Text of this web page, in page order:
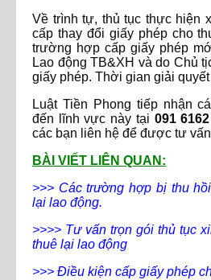
Về trình tự, thủ tục thực hiện
cấp thay đổi giấy phép cho
trường hợp cấp giấy phép
Lao động TB&XH và do Chủ
giấy phép. Thời gian giải quyết
Luật Tiền Phong tiếp nhận
đến lĩnh vực này tại 091
các bạn liên hệ để được tư
BÀI VIẾT LIÊN QUAN:
>>> Các trường hợp bị thu
lại lao động.
>>>> Tư vấn trọn gói thủ tục
thuê lại lao động
>>> Điều kiện cấp giấy phép